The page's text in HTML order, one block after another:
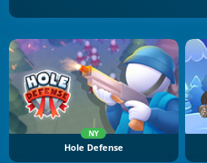
NY
Hole Defense